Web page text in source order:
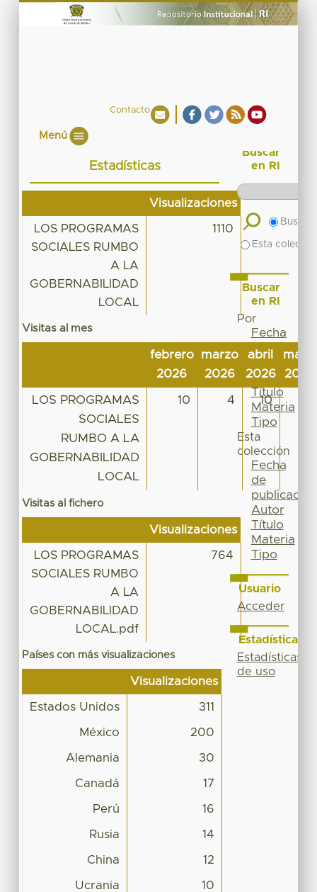
Contacto
Menú
Estadísticas
Visualizaciones
LOS PROGRAMAS
SOCIALES RUMBO
A LA
GOBERNABILIDAD
LOCAL
1110
Visitas al mes
febrero
2026
marzo
2026
abril
2026
mayo
2026
LOS PROGRAMAS
SOCIALES
RUMBO A LA
GOBERNABILIDAD
LOCAL
10 4 10
Visitas al fichero
Visualizaciones
LOS PROGRAMAS
SOCIALES RUMBO
A LA
GOBERNABILIDAD
LOCAL.pdf
764
Países con más visualizaciones
Visualizaciones
Estados Unidos 311
México 200
Alemania 30
Canadá 17
Perú 16
Rusia 14
China 12
Ucrania 10
Buscar
en RI
Buscar
Esta
Buscar
en RI
Por
Fecha
de
publicación
Autor
Título
Materia
Tipo
Esta
colección
Fecha
de
publicación
Autor
Título
Materia
Tipo
Usuario
Acceder
Estadísticas
Estadísticas
de uso